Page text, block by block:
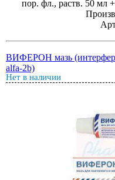
пор. фл., раств. 50 мл
ВИФЕРОН мазь
alfa-2b)
Нет в наличии